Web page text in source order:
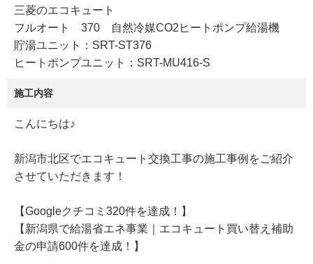
三菱のエコキュート
フルオート 370 自然冷媒CO2ヒートポンプ給湯機
貯湯ユニット：SRT-ST376
ヒートポンプユニット：SRT-MU416-S
施工内容
こんにちは♪
新潟市北区でエコキュート交換工事の施工事例をご紹介
させていただきます！
【Googleクチコミ320件を達成！】
【新潟県で給湯省エネ事業｜エコキュート買い替え補助
金の申請600件を達成！】